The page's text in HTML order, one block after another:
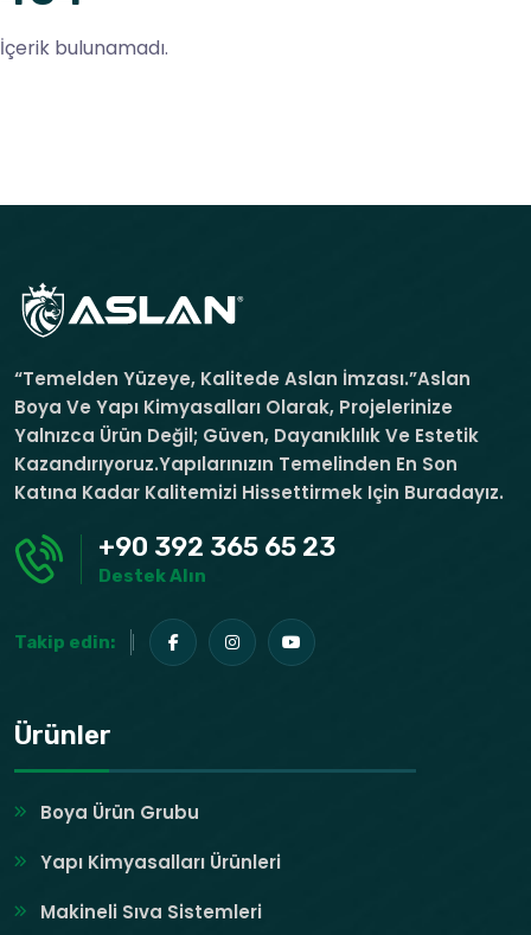
İçerik bulunamadı.
“Temelden Yüzeye, Kalitede Aslan İmzası.”Aslan
Boya Ve Yapı Kimyasalları Olarak, Projelerinize
Yalnızca Ürün Değil; Güven, Dayanıklılık Ve Estetik
Kazandırıyoruz.Yapılarınızın Temelinden En Son
Katına Kadar Kalitemizi Hissettirmek Için Buradayız.
+90 392 365 65 23
Destek Alın
Takip edin:
Ürünler
Boya Ürün Grubu
Yapı Kimyasalları Ürünleri
Makineli Sıva Sistemleri